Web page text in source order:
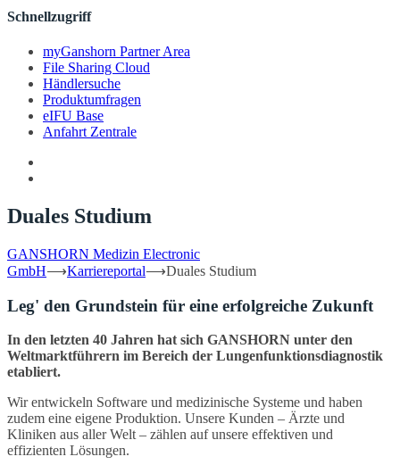
Schnellzugriff
myGanshorn Partner Area
File Sharing Cloud
Händlersuche
Produktumfragen
eIFU Base
Anfahrt Zentrale
Duales Studium
GANSHORN Medizin Electronic
GmbH⟶Karriereportal⟶Duales Studium
Leg' den Grundstein für eine erfolgreiche Zukunft
In den letzten 40 Jahren hat sich GANSHORN unter den
Weltmarktführern im Bereich der Lungenfunktionsdiagnostik
etabliert.
Wir entwickeln Software und medizinische Systeme und haben
zudem eine eigene Produktion. Unsere Kunden – Ärzte und
Kliniken aus aller Welt – zählen auf unsere effektiven und
effizienten Lösungen.